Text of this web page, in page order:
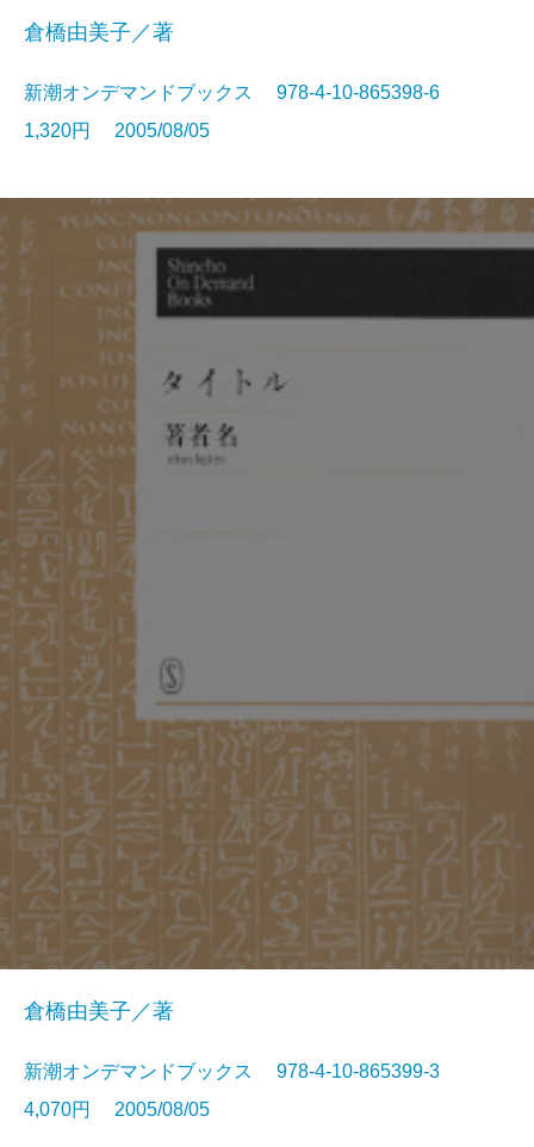
倉橋由美子／著
新潮オンデマンドブックス 978-4-10-865398-6
1,320円 2005/08/05
倉橋由美子／著
新潮オンデマンドブックス 978-4-10-865399-3
4,070円 2005/08/05